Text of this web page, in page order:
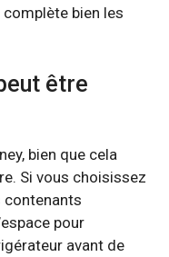
bien les
être
bien que cela
Si vous choisissez
contenants
pour
avant de